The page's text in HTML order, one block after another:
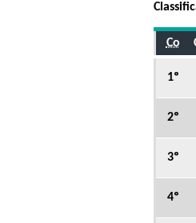
Co
1º
2º
3º
4º